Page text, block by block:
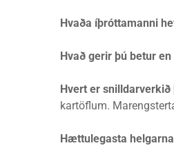
Hvaða íþróttamanni
Hvað gerir þú betur
Hvert er
kartöflum.
Hættulegasta